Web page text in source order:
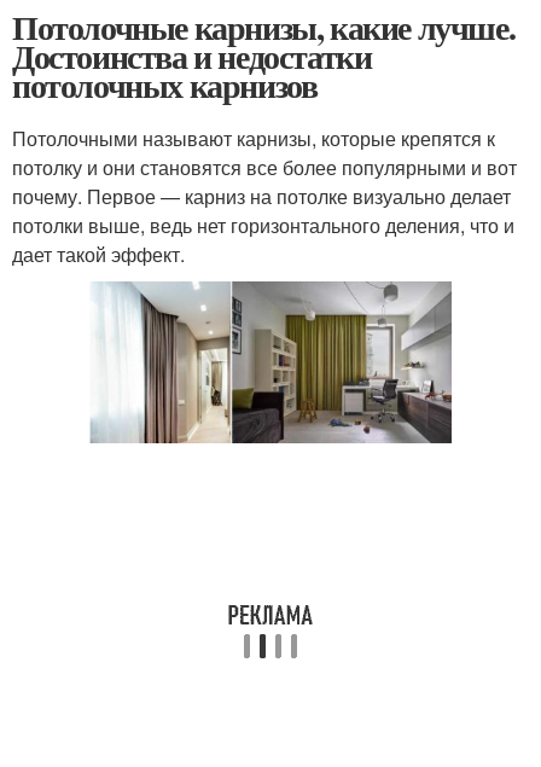
Потолочные карнизы, какие лучше.
Достоинства и недостатки
потолочных карнизов
Потолочными называют карнизы, которые крепятся к
потолку и они становятся все более популярными и вот
почему. Первое — карниз на потолке визуально делает
потолки выше, ведь нет горизонтального деления, что и
дает такой эффект.